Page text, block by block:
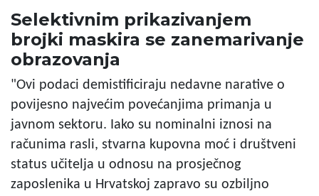
Selektivnim prikazivanjem
brojki maskira se zanemarivanje
obrazovanja
"Ovi podaci demistificiraju nedavne narative o
povijesno najvećim povećanjima primanja u
javnom sektoru. Iako su nominalni iznosi na
računima rasli, stvarna kupovna moć i društveni
status učitelja u odnosu na prosječnog
zaposlenika u Hrvatskoj zapravo su ozbiljno